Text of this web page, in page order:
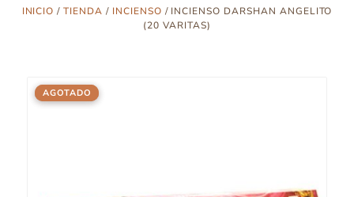
INICIO /TIENDA / INCIENSO / INCIENSO DARSHAN ANGELITO
(20 VARITAS)
AGOTADO
AGOTADO